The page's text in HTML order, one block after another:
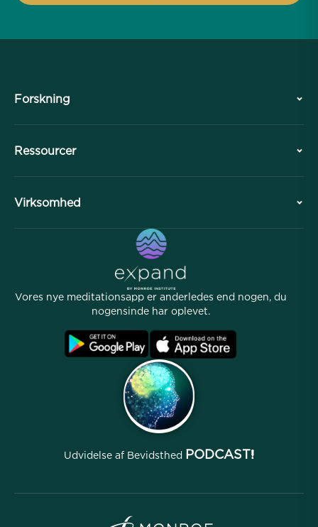
Forskning
Professionel Division
Artikler
Ressourcer
Affiliate Program
Virksomhed
Ofte stillede spørgsmål
Betingelser
Vores nye meditationsapp er anderledes end nogen, du
nogensinde har oplevet.
Udvidelse af Bevidsthed PODCAST!